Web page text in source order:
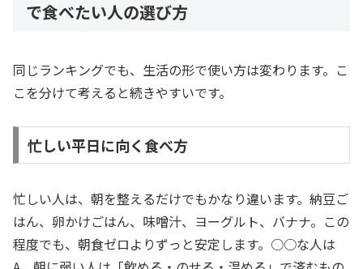
で食べたい人の選び方
同じランキングでも、生活の形で使い方は変わります。こ
こを分けて考えると続きやすいです。
忙しい平日に向く食べ方
忙しい人は、朝を整えるだけでもかなり違います。納豆ご
はん、卵かけごはん、味噌汁、ヨーグルト、バナナ。この
程度でも、朝食ゼロよりずっと安定します。○○な人は